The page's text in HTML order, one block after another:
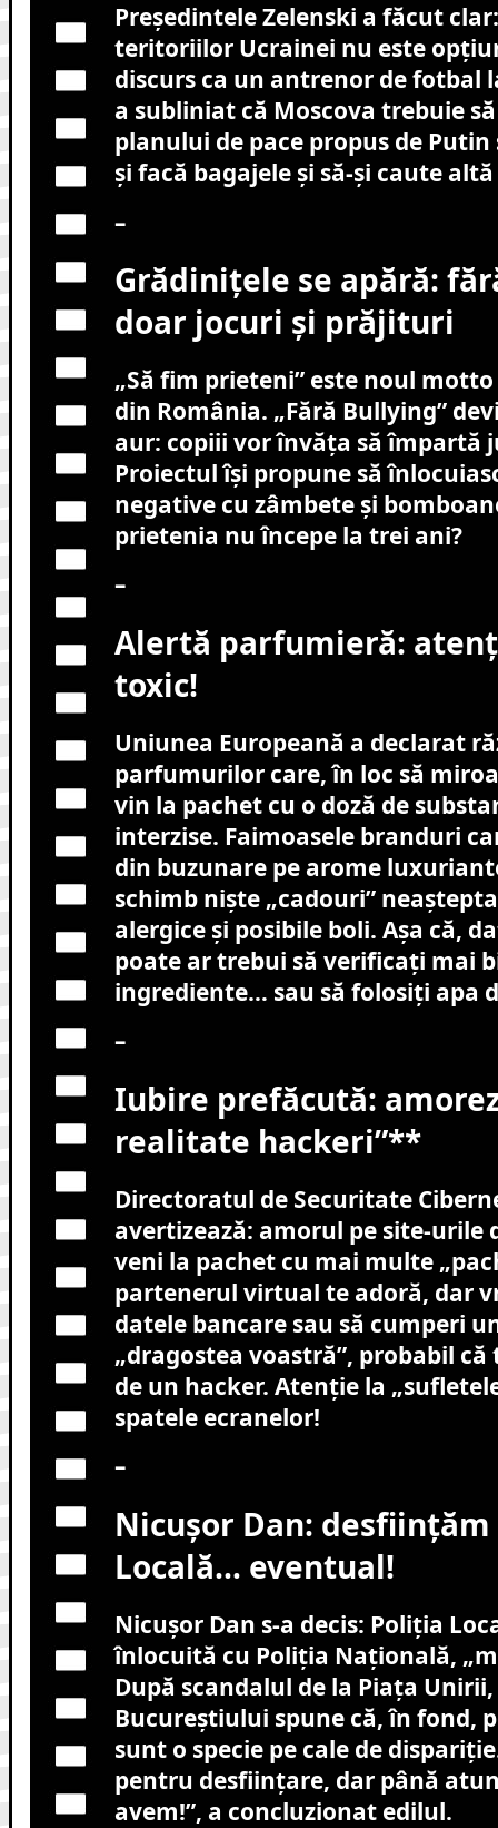
Președintele Zelenski a făcut
teritoriilor Ucrainei nu este
discurs ca un antrenor de fotbal
a subliniat că Moscova trebuie
planului de pace propus de
și facă bagajele și să-și caute
–
Grădinițele se apără:
doar jocuri și prăjituri
„Să fim prieteni” este noul
din România. „Fără Bullying”
aur: copiii vor învăța să împartă
Proiectul își propune să
negative cu zâmbete și
prietenia nu începe la trei ani?
–
Alertă parfumieră:
toxic!
Uniunea Europeană a declarat
parfumurilor care, în loc să
vin la pachet cu o doză de
interzise. Faimoasele branduri
din buzunare pe arome
schimb niște „cadouri”
alergice și posibile boli. Așa că,
poate ar trebui să verificați mai
ingrediente… sau să folosiți apa
–
Iubire prefăcută:
realitate hackeri”**
Directoratul de Securitate
avertizează: amorul pe site-urile
veni la pachet cu mai multe
partenerul virtual te adoră, dar
datele bancare sau să cumperi
„dragostea voastră”, probabil
de un hacker. Atenție la
spatele ecranelor!
–
Nicușor Dan:
Locală… eventual!
Nicușor Dan s-a decis: Poliția
înlocuită cu Poliția Națională,
După scandalul de la Piața
Bucureștiului spune că, în fond,
sunt o specie pe cale de
pentru desființare, dar până
avem!”, a concluzionat edilul.